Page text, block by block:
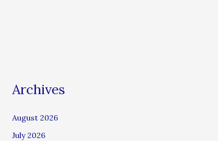
Archives
August 2026
July 2026